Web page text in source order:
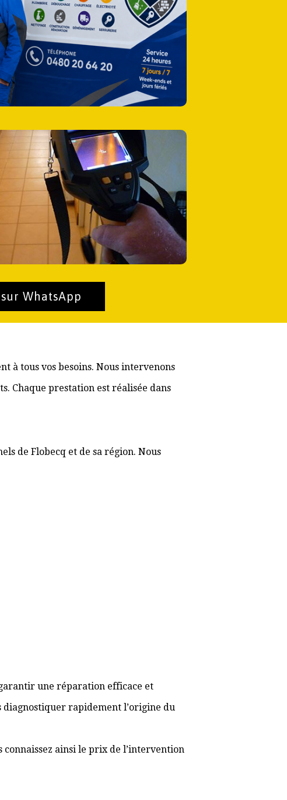
WhatsApp
à tous vos besoins. Nous intervenons
Chaque prestation est réalisée dans
de Flobecq et de sa région. Nous
une réparation efficace et
diagnostiquer rapidement l’origine du
ainsi le prix de l’intervention